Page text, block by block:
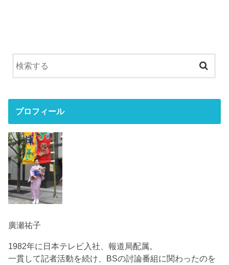
プロフィール
廣瀬祐子
1982年に日本テレビ入社、報道局配属。
一貫して記者活動を続け、BSの討論番組に関わったのを